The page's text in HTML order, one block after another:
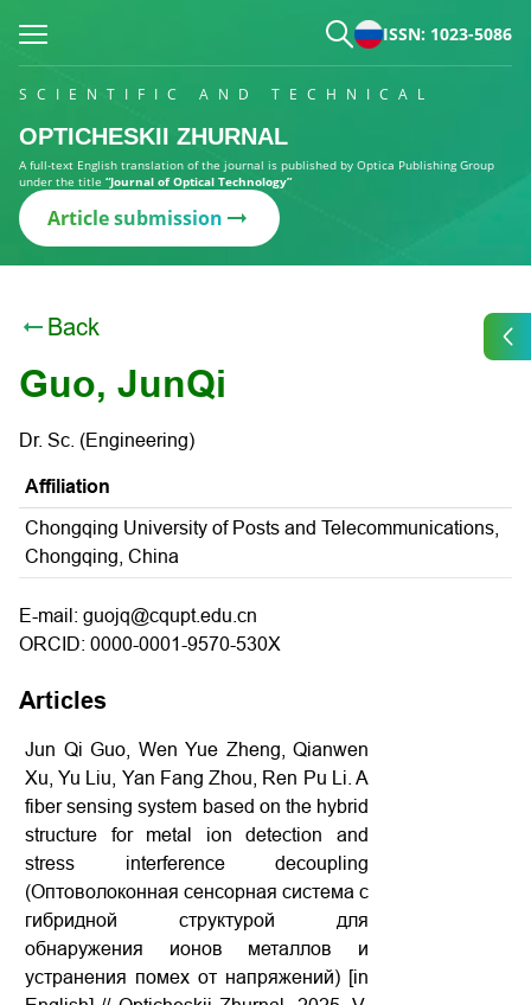
ISSN: 1023-5086
SCIENTIFIC AND TECHNICAL
OPTICHESKII ZHURNAL
A full-text English translation of the journal is published by Optica Publishing Group
under the title “Journal of Optical Technology”
Article submission
Back
Guo, JunQi
Dr. Sc. (Engineering)
Affiliation
Chongqing University of Posts and Telecommunications,
Chongqing, China
E-mail: guojq@cqupt.edu.cn
ORCID: 0000-0001-9570-530X
Articles
Jun Qi Guo, Wen Yue Zheng, Qianwen
Xu, Yu Liu, Yan Fang Zhou, Ren Pu Li. A
fiber sensing system based on the hybrid
structure for metal ion detection and
stress interference decoupling
(Оптоволоконная сенсорная система с
гибридной
структурой
для
обнаружения
ионов металлов
и
устранения помех от напряжений) [in